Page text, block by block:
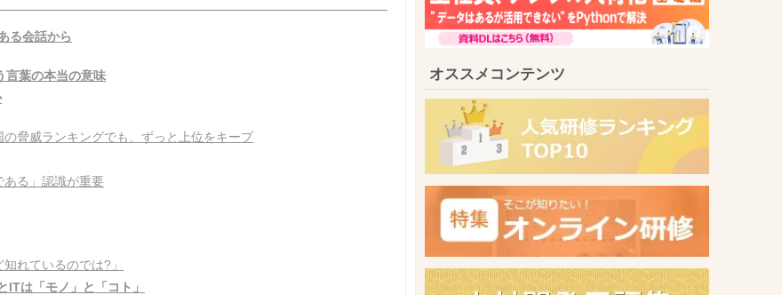
る会話から
言葉の本当の意味
の脅威ランキングでも、ずっと上位をキープ
ある」認識が重要
れているのでは?」
ITは「モノ」と「コト」
オススメコンテンツ